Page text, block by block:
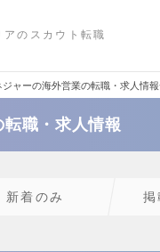
アのスカウト転職
ャーの海外営業の転職・求人情
職・求人情報
新着のみ 掲